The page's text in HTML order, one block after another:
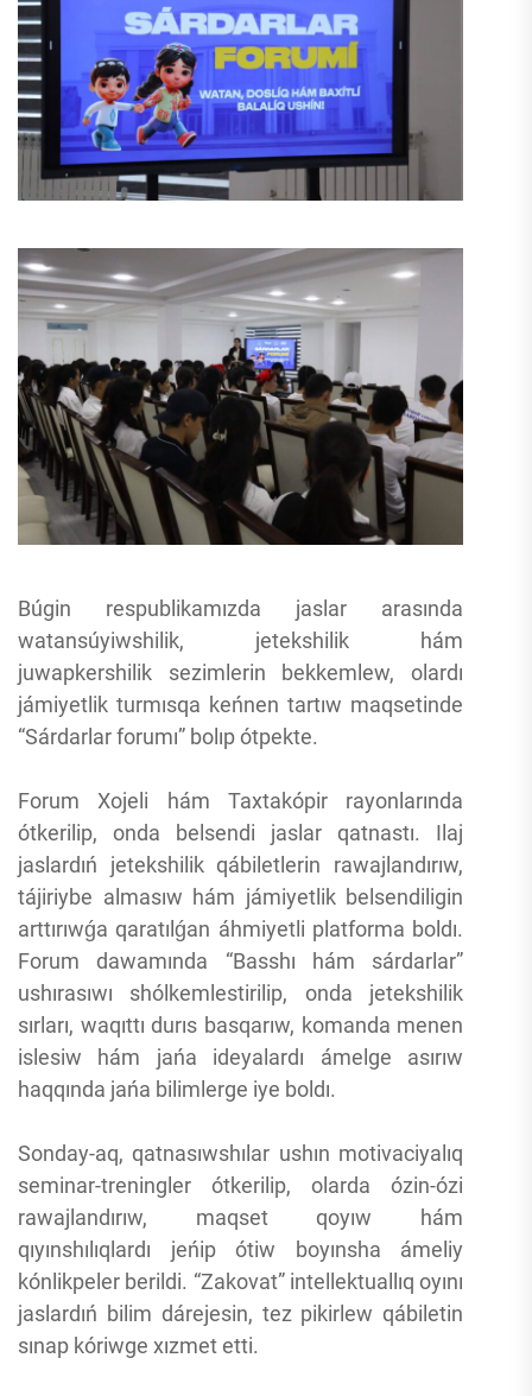
Búgin respublikamızda jaslar arasında
watansúyiwshilik, jetekshilik hám
juwapkershilik sezimlerin bekkemlew, olardı
jámiyetlik turmısqa keńnen tartıw maqsetinde
“Sárdarlar forumı” bolıp ótpekte.
Forum Xojeli hám Taxtakópir rayonlarında
ótkerilip, onda belsendi jaslar qatnastı. Ilaj
jaslardıń jetekshilik qábiletlerin rawajlandırıw,
tájiriybe almasıw hám jámiyetlik belsendiligin
arttırıwǵa qaratılǵan áhmiyetli platforma boldı.
Forum dawamında “Basshı hám sárdarlar”
ushırasıwı shólkemlestirilip, onda jetekshilik
sırları, waqıttı durıs basqarıw, komanda menen
islesiw hám jańa ideyalardı ámelge asırıw
haqqında jańa bilimlerge iye boldı.
Sonday-aq, qatnasıwshılar ushın motivaciyalıq
seminar-treningler ótkerilip, olarda ózin-ózi
rawajlandırıw, maqset qoyıw hám
qıyınshılıqlardı jeńip ótiw boyınsha ámeliy
kónlikpeler berildi. “Zakovat” intellektuallıq oyını
jaslardıń bilim dárejesin, tez pikirlew qábiletin
sınap kóriwge xızmet etti.